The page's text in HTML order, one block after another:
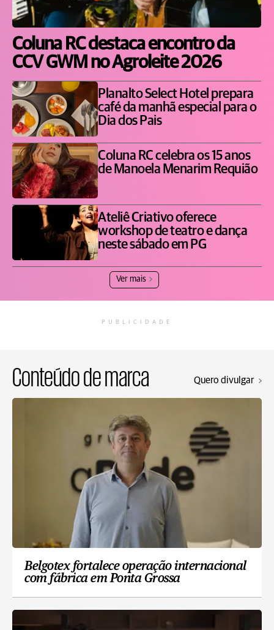
Coluna RC destaca encontro da
CCV GWM no Agroleite 2026
Planalto Select Hotel prepara
café da manhã especial para o
Dia dos Pais
Coluna RC celebra os 15 anos
de Manoela Menarim Requião
Ateliê Criativo oferece
workshop de teatro e dança
neste sábado em PG
Ver mais
PUBLICIDADE
Conteúdo de marca Quero divulgar
Belgotex fortalece operação internacional
com fábrica em Ponta Grossa